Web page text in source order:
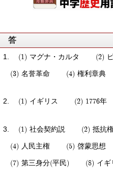
答
マグナ・カルタ
名誉革命 権利章典
イギリス 1776年
社会契約説 抵抗
人民主権 啓蒙思想
第三身分(平民) イギ